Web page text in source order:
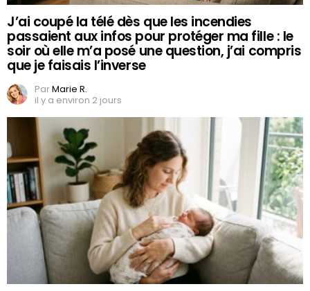
J’ai coupé la télé dès que les incendies
passaient aux infos pour protéger ma fille : le
soir où elle m’a posé une question, j’ai compris
que je faisais l’inverse
ParMarie R.
il y a environ 2 jours